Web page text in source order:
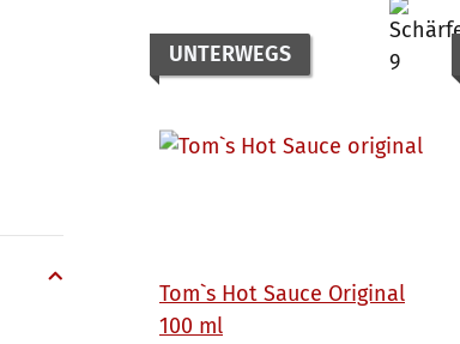
UNTERWEGS
Tom`s Hot Sauce Original
100 ml